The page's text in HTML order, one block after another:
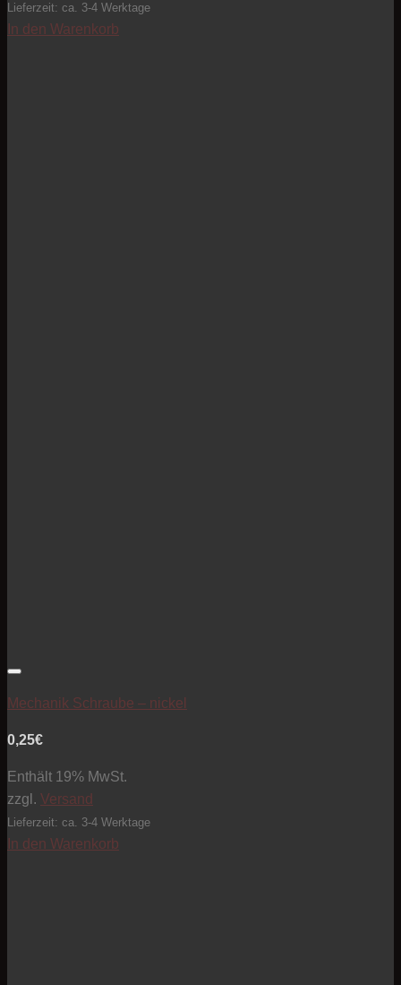
Lieferzeit: ca. 3-4 Werktage
In den Warenkorb
Mechanik Schraube – nickel
0,25€
Enthält 19% MwSt.
zzgl. Versand
Lieferzeit: ca. 3-4 Werktage
In den Warenkorb